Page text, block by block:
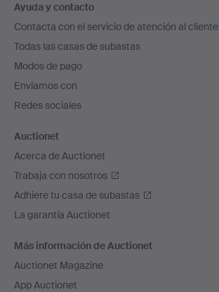
en
el
pie
de
página
Ayuda y contacto
Contacta con el servicio de atención al cliente
Todas las casas de subastas
Modos de pago
Enviamos con
Redes sociales
Auctionet
Acerca de Auctionet
Trabaja con nosotros
Adhiere tu casa de subastas
La garantía Auctionet
Más información de Auctionet
Auctionet Magazine
App Auctionet